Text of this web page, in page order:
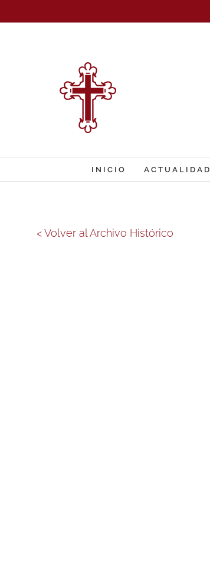
al
INICIO ACTUALIDAD
< Volver al Archivo Histórico